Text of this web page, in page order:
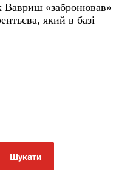
Вавриш «забронював»
який в базі